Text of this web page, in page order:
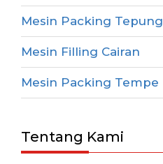
Mesin Packing Tepung
Mesin Filling Cairan
Mesin Packing Tempe
Tentang Kami